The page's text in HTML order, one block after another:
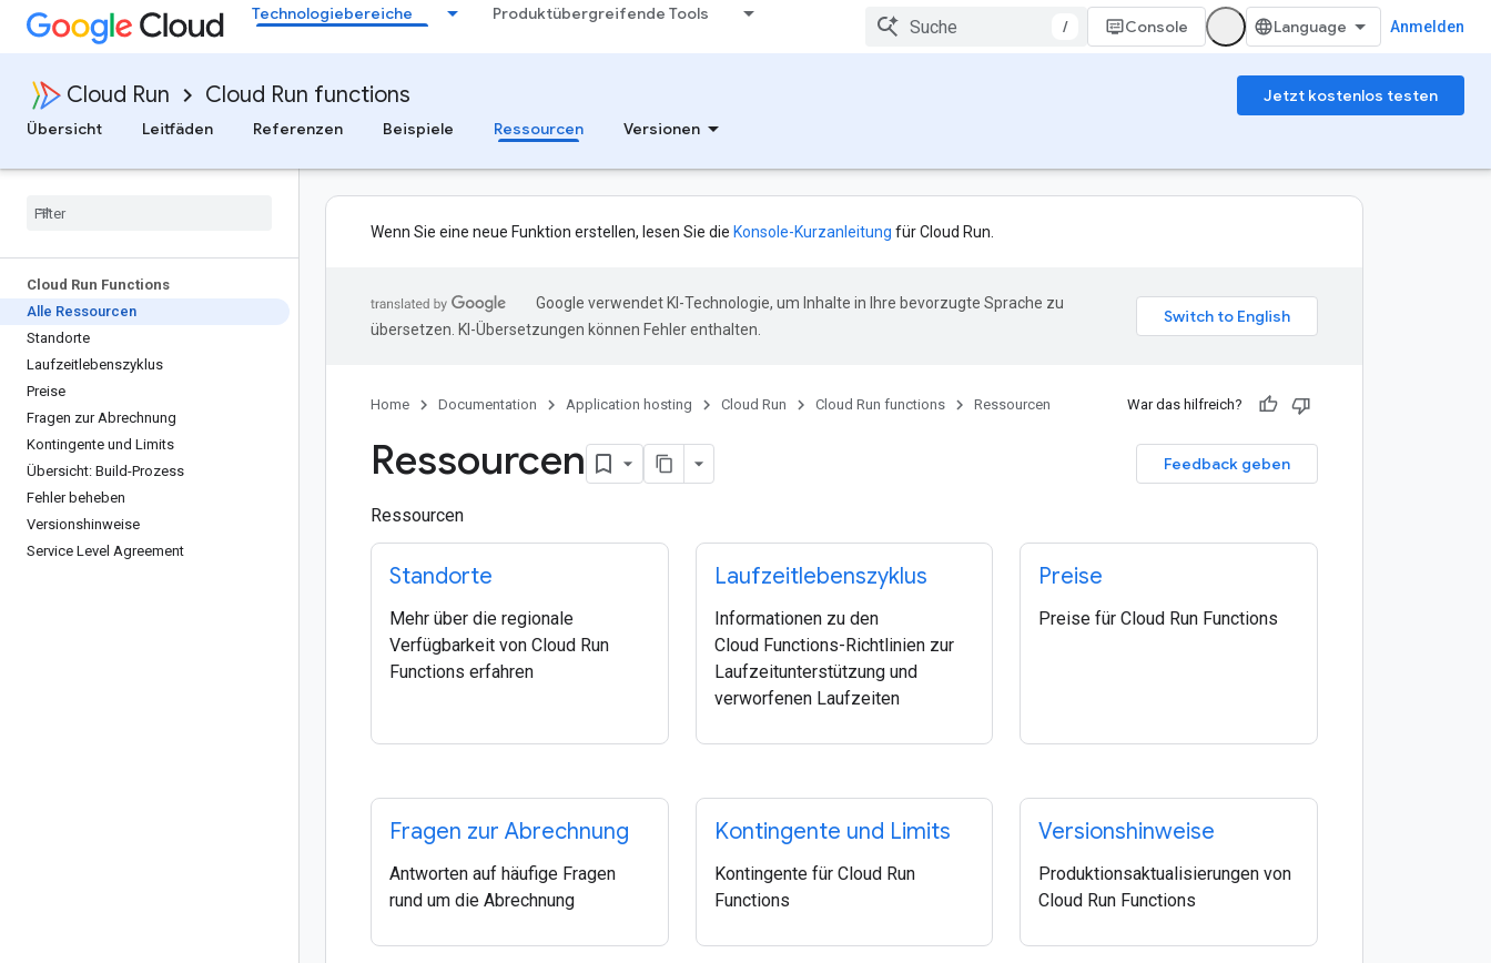
Technologiebereiche Produktübergreifende Tools
/ Console Anmelden
Cloud Run Cloud Run functions
Jetzt kostenlos testen
Übersicht
Leitfäden Referenzen Beispiele Ressourcen Versionen
Cloud Run Functions
Alle Ressourcen
Standorte
Laufzeitlebenszyklus
Preise
Fragen zur Abrechnung
Kontingente und Limits
Übersicht: Build-Prozess
Fehler beheben
Versionshinweise
Service Level Agreement
Wenn Sie eine neue Funktion erstellen, lesen Sie die Konsole-Kurzanleitung für Cloud Run.
Google verwendet KI-Technologie, um Inhalte in Ihre bevorzugte Sprache zu
übersetzen. KI-Übersetzungen können Fehler enthalten.
Home Documentation Application hosting Cloud Run Cloud Run functions Ressourcen War das hilfreich?
Feedback geben
Ressourcen
Ressourcen
Standorte
Mehr über die regionale
Verfügbarkeit von Cloud Run
Functions erfahren
Laufzeitlebenszyklus
Informationen zu den
Cloud Functions-Richtlinien zur
Laufzeitunterstützung und
verworfenen Laufzeiten
Preise
Preise für Cloud Run Functions
Fragen zur Abrechnung
Antworten auf häufige Fragen
rund um die Abrechnung
Kontingente und Limits
Kontingente für Cloud Run
Functions
Versionshinweise
Produktionsaktualisierungen von
Cloud Run Functions